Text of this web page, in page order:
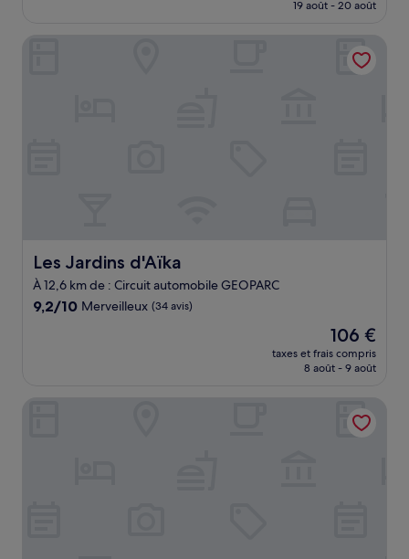
de
73 €
19 août - 20 août
Les Jardins d'Aïka
Les Jardins d'Aïka
À 12,6 km de : Circuit automobile GEOPARC
9.2
9,2/10 Merveilleux (34 avis)
Le
nouveau
prix
de
106 €
106 €
taxes et frais compris
8 août - 9 août